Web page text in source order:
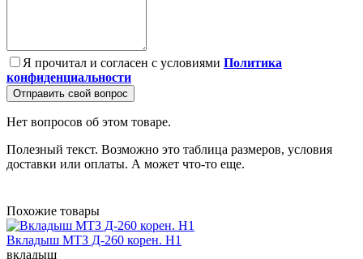
Я прочитал и согласен с условиями Политика
конфиденциальности
Отправить свой вопрос
Нет вопросов об этом товаре.
Полезный текст. Возможно это таблица размеров, условия
доставки или оплаты. А может что-то еще.
Похожие товары
Вкладыш МТЗ Д-260 корен. Н1
вкладыш